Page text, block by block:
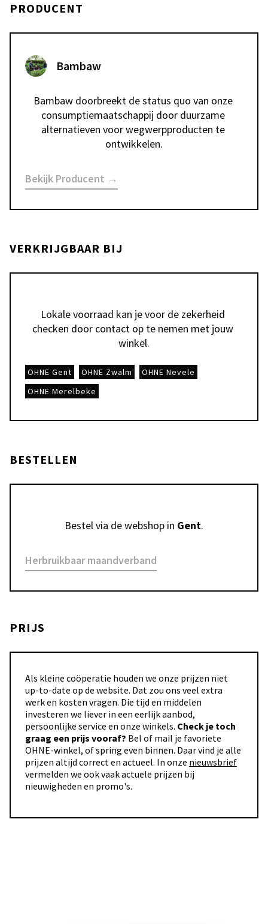
PRODUCENT
Bambaw
Bambaw doorbreekt de status quo van onze
consumptiemaatschappij door duurzame
alternatieven voor wegwerpproducten te
ontwikkelen.
Bekijk Producent →
VERKRIJGBAAR BIJ
Lokale voorraad kan je voor de zekerheid
checken door contact op te nemen met jouw
winkel.
OHNE Gent OHNE Zwalm
OHNE Nevele
OHNE Merelbeke
BESTELLEN
Bestel via de webshop in Gent.
Herbruikbaar maandverband
PRIJS
Als kleine coöperatie houden we onze prijzen niet
up-to-date op de website. Dat zou ons veel extra
werk en kosten vragen. Die tijd en middelen
investeren we liever in een eerlijk aanbod,
persoonlijke service en onze winkels. Check je toch
graag een prijs vooraf? Bel of mail je favoriete
OHNE-winkel, of spring even binnen. Daar vind je alle
prijzen altijd correct en actueel. In onze nieuwsbrief
vermelden we ook vaak actuele prijzen bij
nieuwigheden en promo's.